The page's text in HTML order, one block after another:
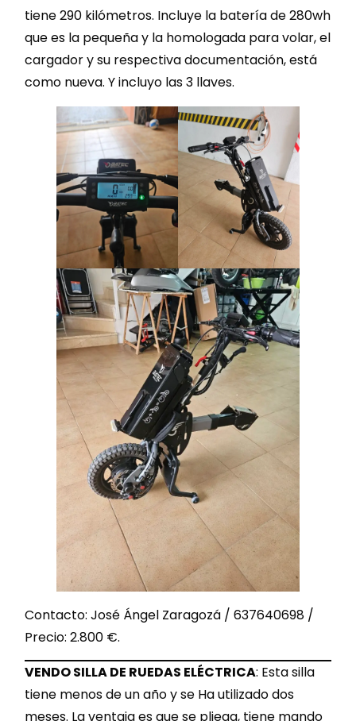
tiene 290 kilómetros. Incluye la batería de 280wh
que es la pequeña y la homologada para volar, el
cargador y su respectiva documentación, está
como nueva. Y incluyo las 3 llaves.
Contacto: José Ángel Zaragozá / 637640698 /
Precio: 2.800 €.
VENDO SILLA DE RUEDAS ELÉCTRICA: Esta silla
tiene menos de un año y se Ha utilizado dos
meses. La ventaja es que se pliega, tiene mando